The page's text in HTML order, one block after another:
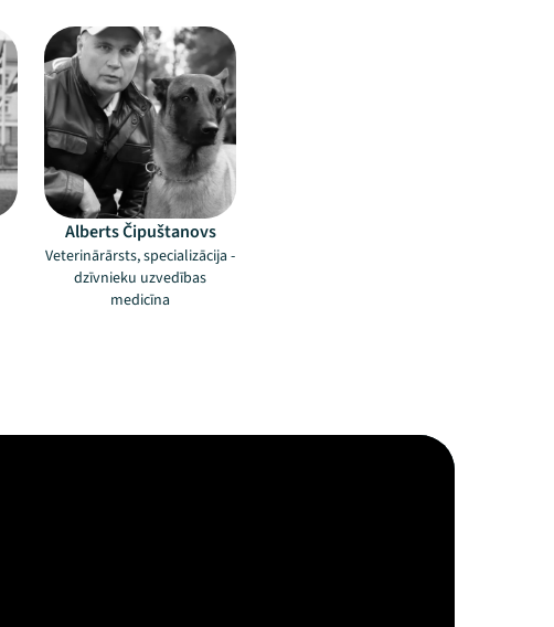
Alberts Čipuštanovs
Veterinārārsts, specializācija -
dzīvnieku uzvedības
medicīna